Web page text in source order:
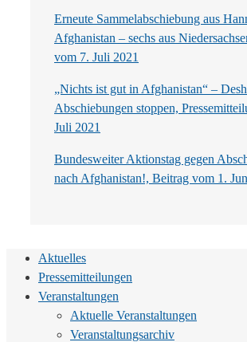
Erneute Sammelabschiebung aus
Afghanistan – sechs aus
vom 7. Juli 2021
„Nichts ist gut in Afghanistan“ –
Abschiebungen stoppen,
Juli 2021
Bundesweiter Aktionstag gegen
nach Afghanistan!, Beitrag vom 1.
Aktuelles
Pressemitteilungen
Veranstaltungen
Aktuelle Veranstaltungen
Veranstaltungsarchiv